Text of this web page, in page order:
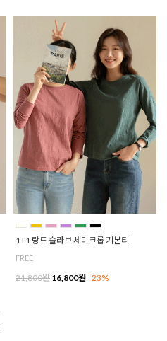
1+1 랑드 슬라브 세미크롭 기본티
FREE
21,800원 16,800원 23%